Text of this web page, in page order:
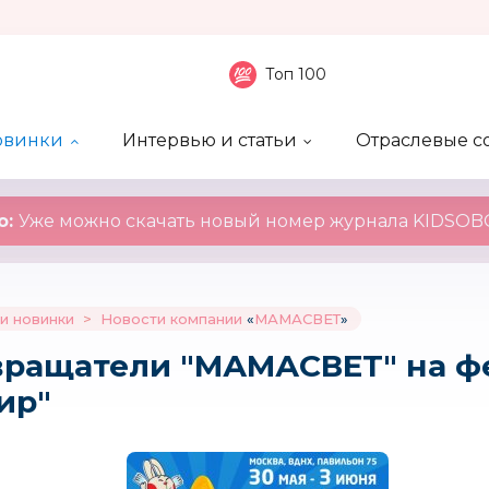
Топ 100
Интервью и статьи
Отраслевые
Уже можно скачать новый номер журнала
новинки > Новости компании «МАМАСВЕТ»
"МАМАСВЕТ" на